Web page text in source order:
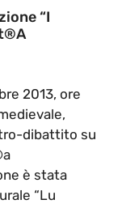
“I
2013, ore
dibattito su
è stata
“Lu